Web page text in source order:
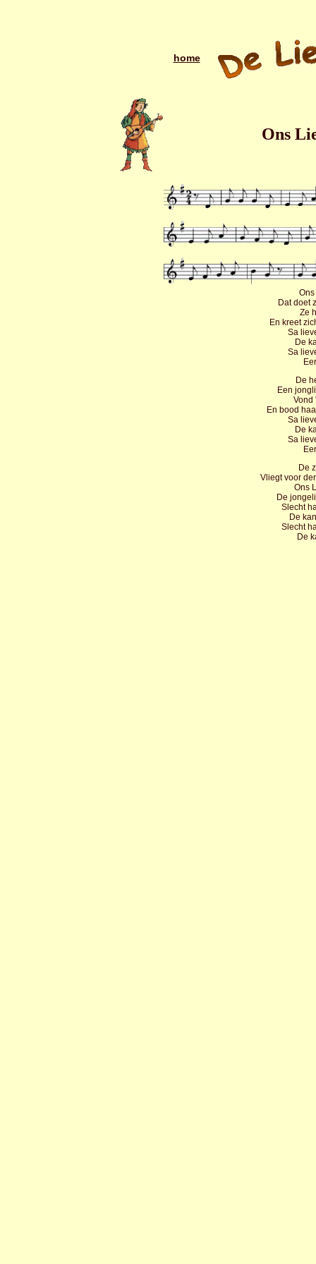
home
Ons
Dat doet
Ze
En kreet
Sa
De
Sa
De
Een
Vond
En bood
Sa
De
Sa
De
Vliegt voor
Ons
De
Slecht
De
Slecht
De